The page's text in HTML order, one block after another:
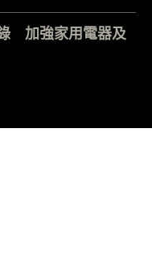
加強家用電器及